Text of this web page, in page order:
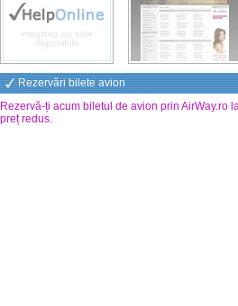
Rezervări bilete avion
Rezervă-ți acum biletul de avion prin AirWay.ro
preț redus.